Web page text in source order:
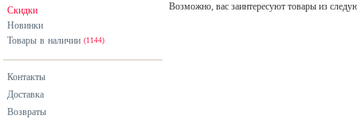
Скидки
Новинки
Товары в наличии (1144)
Контакты
Доставка
Возвраты
Возможно, вас заинтересуют товары из